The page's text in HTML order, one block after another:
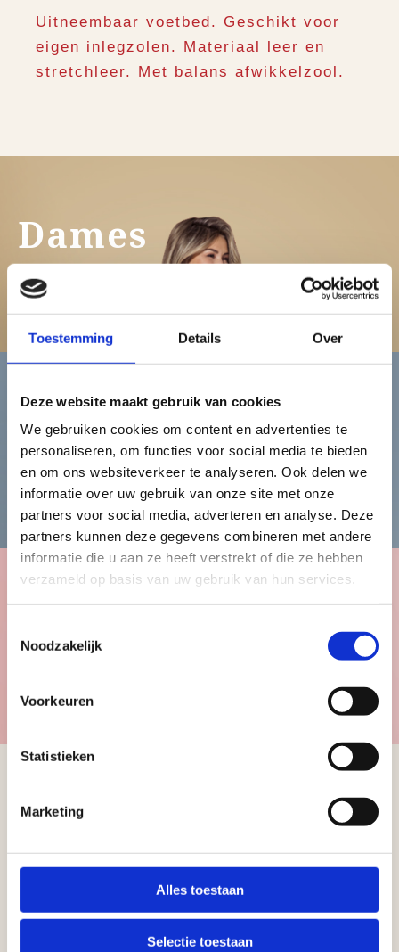
Toestemming Details Over
Deze website maakt gebruik van cookies
We gebruiken cookies om content en advertenties te
personaliseren, om functies voor social media te bieden
en om ons websiteverkeer te analyseren. Ook delen we
informatie over uw gebruik van onze site met onze
partners voor social media, adverteren en analyse. Deze
partners kunnen deze gegevens combineren met andere
informatie die u aan ze heeft verstrekt of die ze hebben
verzameld op basis van uw gebruik van hun services.
Noodzakelijk
Voorkeuren
Statistieken
Marketing
Alles toestaan
Selectie toestaan
Uitneembaar voetbed. Geschikt voor
eigen inlegzolen. Materiaal leer en
stretchleer. Met balans afwikkelzool.
Dames
Bekijk de damescollectie
Heren
Bekijk de herencollectie
Schrijf u in voor
onze nieuwsbrief
Ontvang informatie over de
nieuwe collectie, trends en